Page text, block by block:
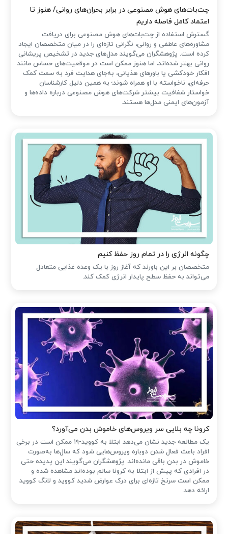
چت‌بات‌های هوش مصنوعی در برابر بحران‌های روانی/ هنوز تا
اعتماد کامل فاصله داریم
گسترش استفاده از چت‌بات‌های هوش مصنوعی برای دریافت
مشاوره‌های عاطفی و روانی، نگرانی تازه‌ای را در میان متخصصان ایجاد
کرده است. پژوهشگران می‌گویند مدل‌های جدید در تشخیص پریشانی
روانی بهتر شده‌اند، اما هنوز ممکن است در موقعیت‌های حساس مانند
افکار خودکشی یا باورهای هذیانی، به‌جای هدایت فرد به سمت کمک
حرفه‌ای، ناخواسته با او همراه شوند؛ به همین دلیل کارشناسان
خواستار شفافیت بیشتر شرکت‌های هوش مصنوعی درباره داده‌ها و
آزمون‌های ایمنی مدل‌ها هستند.
چگونه انرژی را در تمام روز حفظ کنیم
متخصصان بر این باورند که آغاز روز با یک وعده غذایی متعادل
می‌تواند به حفظ سطح پایدار انرژی کمک کند.
کرونا چه بلایی سر ویروس‌های خاموش بدن می‌آورد؟
یک مطالعه جدید نشان می‌دهد ابتلا به کووید-۱۹ ممکن است در برخی
افراد باعث فعال شدن دوباره ویروس‌هایی شود که سال‌ها به‌صورت
خاموش در بدن باقی مانده‌اند. پژوهشگران می‌گویند این پدیده حتی
در افرادی که پیش از ابتلا به کرونا سالم بوده‌اند مشاهده شده و
ممکن است سرنخ تازه‌ای برای درک عوارض شدید کووید و لانگ کووید
ارائه دهد.